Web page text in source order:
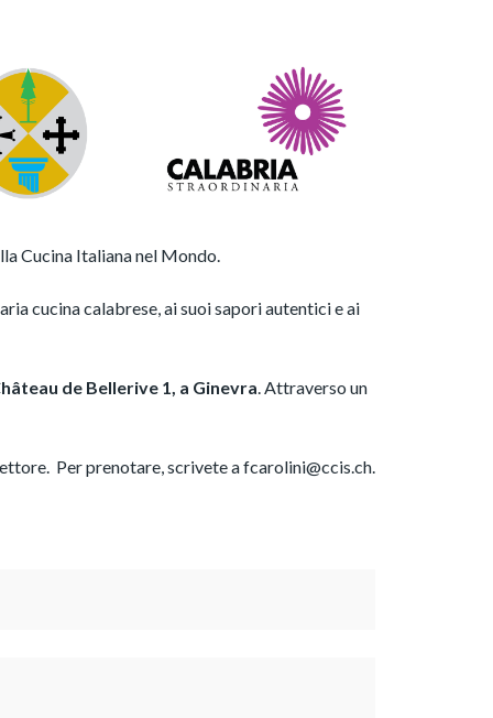
Cucina Italiana nel Mondo.
cucina calabrese, ai suoi sapori autentici e ai
de Bellerive 1, a Ginevra . Attraverso un
Per prenotare, scrivete afcarolini@ccis.ch